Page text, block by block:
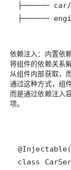
├──────
依赖注入：内置依
将组件的依赖关系
从组件内部获取，
通过这种方式，组
而是通过依赖注入
项。